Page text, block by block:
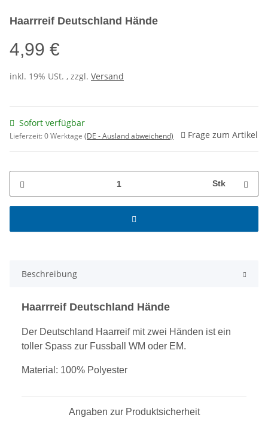
Haarrreif Deutschland Hände
4,99 €
inkl. 19% USt. , zzgl. Versand
Sofort verfügbar
Lieferzeit:0 Werktage (DE - Ausland abweichend) Frage zum Artikel
Stk
Beschreibung
Haarrreif Deutschland Hände
Der Deutschland Haarreif mit zwei Händen ist ein
toller Spass zur Fussball WM oder EM.
Material: 100% Polyester
Angaben zur Produktsicherheit